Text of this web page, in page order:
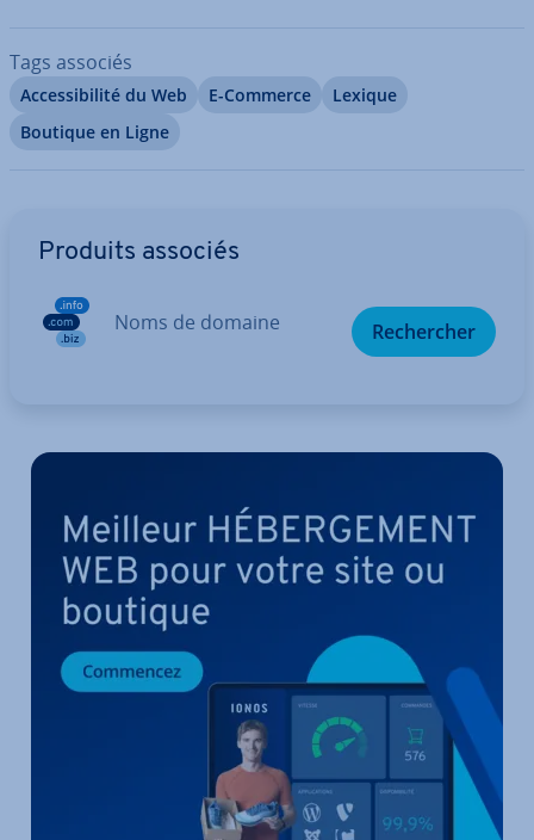
Tags associés
Ac­ces­si­bi­lité du Web E-Commerce
Lexique
Boutique en Ligne
Produits associés
Noms de domaine Re­cher­cher